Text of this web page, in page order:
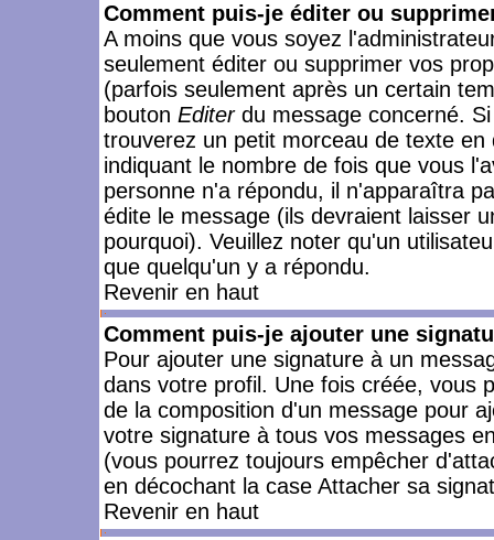
Comment puis-je éditer ou
A moins que vous soyez
seulement éditer ou supprimer vos
(parfois seulement après un certain
bouton Editerdu message concerné.
trouverez un petit morceau de texte
indiquant le nombre de fois que vous
personne n'a répondu, il n'apparaîtra
édite le message (ils devraient laisser
pourquoi). Veuillez noter qu'un
que quelqu'un y a répondu.
Revenir en haut
Comment puis-je ajouter une
Pour ajouter une signature à un
dans votre profil. Une fois créée, vous
de la composition d'un message pour
votre signature à tous vos messages
(vous pourrez toujours empêcher
en décochant la case Attacher sa
Revenir en haut